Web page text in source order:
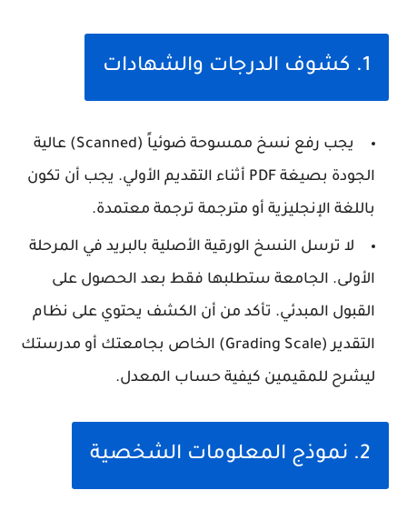
1. كشوف الدرجات والشهادات
يجب رفع نسخ ممسوحة ضوئياً (Scanned) عالية
الجودة بصيغة PDF أثناء التقديم الأولي. يجب أن تكون
باللغة الإنجليزية أو مترجمة ترجمة معتمدة.
لا ترسل النسخ الورقية الأصلية بالبريد في المرحلة
الأولى. الجامعة ستطلبها فقط بعد الحصول على
القبول المبدئي. تأكد من أن الكشف يحتوي على نظام
التقدير (Grading Scale) الخاص بجامعتك أو مدرستك
ليشرح للمقيمين كيفية حساب المعدل.
2. نموذج المعلومات الشخصية